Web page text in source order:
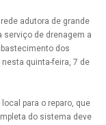
adutora de grande
serviço de drenagem a
dos
nesta quinta-feira, 7 de
para o reparo, que
do sistema deve